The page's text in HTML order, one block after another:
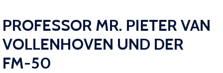
PROFESSOR MR. PIETER VAN
VOLLENHOVEN UND DER
FM-50